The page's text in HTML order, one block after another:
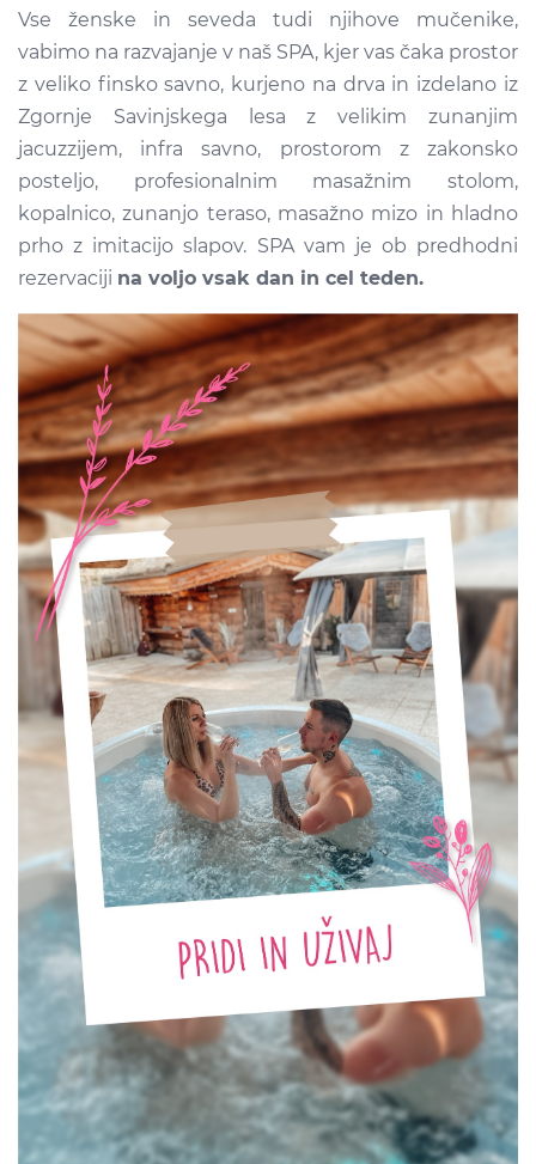
Vse ženske in seveda tudi njihove mučenike,
vabimo na razvajanje v naš SPA, kjer vas čaka prostor
z veliko finsko savno, kurjeno na drva in izdelano iz
Zgornje Savinjskega lesa z velikim zunanjim
jacuzzijem, infra savno, prostorom z zakonsko
posteljo, profesionalnim masažnim stolom,
kopalnico, zunanjo teraso, masažno mizo in hladno
prho z imitacijo slapov. SPA vam je ob predhodni
rezervaciji na voljo vsak dan in cel teden.